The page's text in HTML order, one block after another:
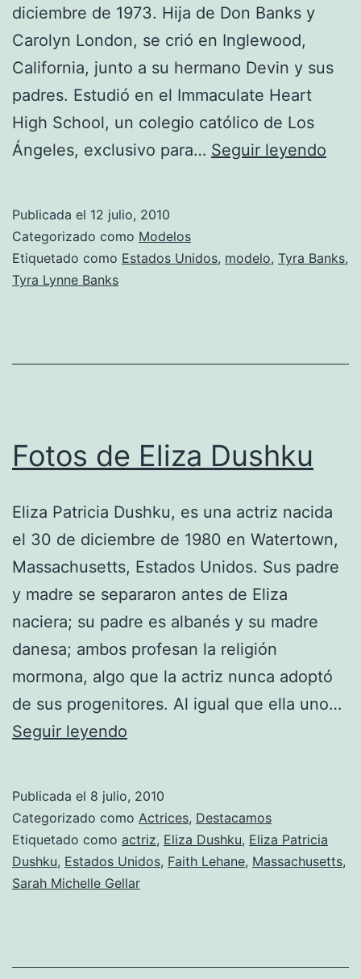
diciembre de 1973. Hija de Don Banks y
Carolyn London, se crió en Inglewood,
California, junto a su hermano Devin y sus
padres. Estudió en el Immaculate Heart
High School, un colegio católico de Los
Ángeles, exclusivo para… Seguir leyendo
Publicada el 12 julio, 2010
Categorizado como Modelos
Etiquetado como Estados Unidos, modelo, Tyra Banks,
Tyra Lynne Banks
Fotos de Eliza Dushku
Eliza Patricia Dushku, es una actriz nacida
el 30 de diciembre de 1980 en Watertown,
Massachusetts, Estados Unidos. Sus padre
y madre se separaron antes de Eliza
naciera; su padre es albanés y su madre
danesa; ambos profesan la religión
mormona, algo que la actriz nunca adoptó
de sus progenitores. Al igual que ella uno…
Seguir leyendo
Dushku
Publicada el 8 julio, 2010
Categorizado como Actrices, Destacamos
Etiquetado como actriz, Eliza Dushku, Eliza Patricia
Dushku, Estados Unidos, Faith Lehane, Massachusetts,
Sarah Michelle Gellar